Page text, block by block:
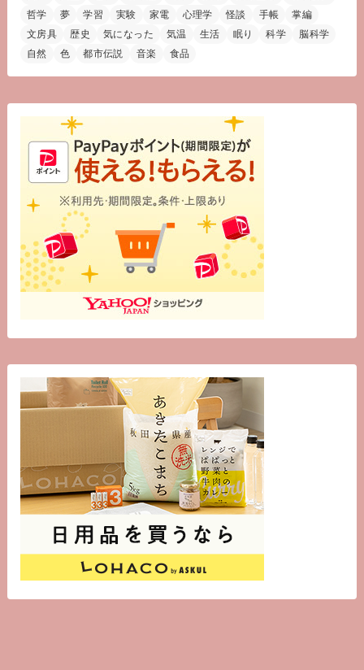
哲学
夢 学習 実験 家電 心理学 怪談 手帳
掌編
文房具
歴史 気になった 気温 生活 眠り 科学
脳科学
自然
色 都市伝説 音楽 食品